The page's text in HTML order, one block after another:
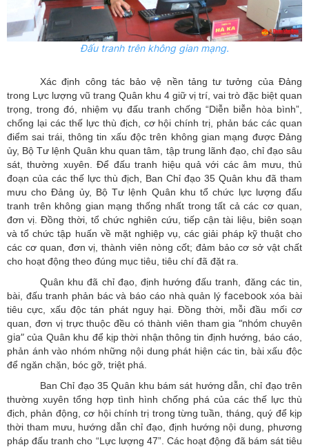
Đấu tranh trên không gian mạng.
Xác định công tác bảo vệ nền tảng tư tưởng của Đảng
trong Lực lượng vũ trang Quân khu 4 giữ vị trí, vai trò đặc biệt quan
trọng, trong đó, nhiệm vụ đấu tranh chống “Diễn biễn hòa bình”,
chống lại các thế lực thù địch, cơ hội chính trị, phản bác các quan
điểm sai trái, thông tin xấu độc trên không gian mạng được Đảng
ủy, Bộ Tư lệnh Quân khu quan tâm, tập trung lãnh đạo, chỉ đạo sâu
sát, thường xuyên. Để đấu tranh hiệu quả với các âm mưu, thủ
đoạn của các thế lực thù địch, Ban Chỉ đạo 35 Quân khu đã tham
mưu cho Đảng ủy, Bộ Tư lệnh Quân khu tổ chức lực lượng đấu
tranh trên không gian mạng thống nhất trong tất cả các cơ quan,
đơn vị. Đồng thời, tổ chức nghiên cứu, tiếp cận tài liệu, biên soạn
và tổ chức tập huấn về mặt nghiệp vụ, các giải pháp kỹ thuật cho
các cơ quan, đơn vị, thành viên nòng cốt; đảm bảo cơ sở vật chất
cho hoạt động theo đúng mục tiêu, tiêu chí đã đặt ra.
Quân khu đã chỉ đạo, định hướng đấu tranh, đăng các tin,
bài, đấu tranh phản bác và báo cáo nhà quản lý facebook xóa bài
tiêu cực, xấu độc tán phát nguy hại. Đồng thời, mỗi đầu mối cơ
quan, đơn vị trực thuộc đều có thành viên tham gia“nhóm chuyên
gia” của Quân khu để kịp thời nhận thông tin định hướng, báo cáo,
phản ánh vào nhóm những nội dung phát hiện các tin, bài xấu độc
để ngăn chặn, bóc gỡ, triệt phá.
Ban Chỉ đạo 35 Quân khu bám sát hướng dẫn, chỉ đạo trên
thường xuyên tổng hợp tình hình chống phá của các thế lực thù
địch, phản động, cơ hội chính trị trong từng tuần, tháng, quý để kịp
thời tham mưu, hướng dẫn chỉ đạo, định hướng nội dung, phương
pháp đấu tranh cho “Lực lượng 47”. Các hoạt động đã bám sát tiêu